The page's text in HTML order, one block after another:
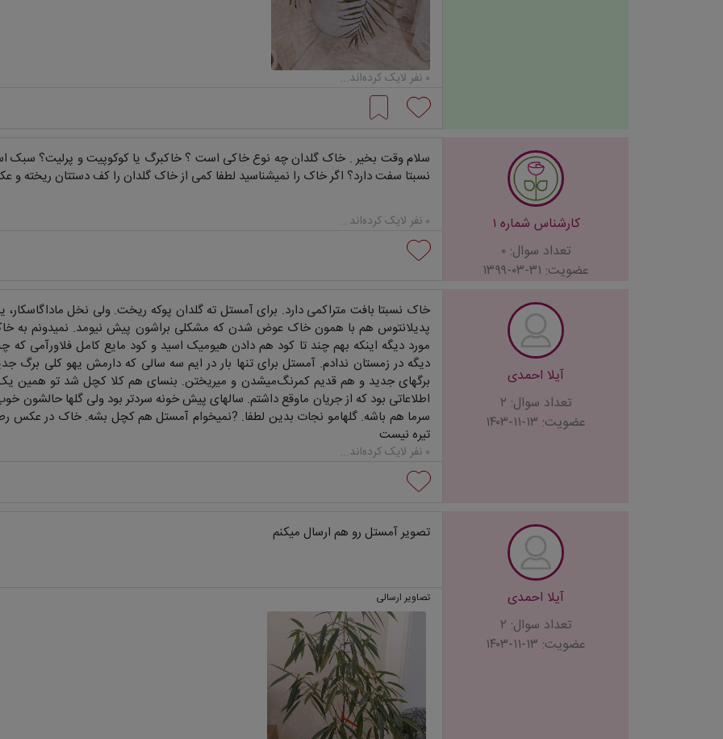
۰ نفر لایک کرده‌اند...
کارشناس شماره ۱
تعداد سوال: ۰
عضویت: ۳۱-۰۳-۱۳۹۹
سلام وقت بخیر . خاک گلدان چه نوع خاکی است ؟ خاکبرگ یا کوکوپیت و پرلیت؟ سبک
نسبتا سفت دارد؟ اگر خاک را نمیشناسید لطفا کمی از خاک گلدان را کف دستتان ریخته و
۰ نفر لایک کرده‌اند...
آیلا احمدی
تعداد سوال: ۲
عضویت: ۱۳-۱۱-۱۴۰۳
خاک نسبتا بافت متراکمی دارد. برای آمستل ته گلدان پوکه ریخت. ولی نخل ماداگاسکار،
پدیلانتوس هم با همون خاک عوض شدن که مشکلی براشون پیش نیومد. نمیدونم به
مورد دیگه اینکه بهم چند تا کود هم دادن هیومیک اسید و کود مایع کامل فلاورآمی که
دیگه در زمستان ندادم. آمستل برای تنها بار در ایم سه سالی که دارمش یهو کلی برگ
برگهای جدید و هم قدیم کمرنگ‌میشدن و میریختن. بنسای هم کلا کچل شد تو همین
اطلاعاتی بود که از جریان ماوقع داشتم. سالهای پیش خونه سردتر بود ولی گلها حالشون
سرما هم باشه. گلهامو نجات بدین لطفا. ?نمیخوام آمستل هم کچل بشه. خاک در عکس
تیره نیست
۰ نفر لایک کرده‌اند...
آیلا احمدی
تعداد سوال: ۲
عضویت: ۱۳-۱۱-۱۴۰۳
تصویر آمستل رو هم ارسال میکنم
تصاویر ارسالی